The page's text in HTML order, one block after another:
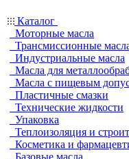
Каталог
Моторные масла
Трансмиссионные
Индустриальные масла
Масла для
Масла с пищевым
Пластичные смазки
Технические жидкости
Упаковка
Теплоизоляция и
Косметика и
Базовые масла